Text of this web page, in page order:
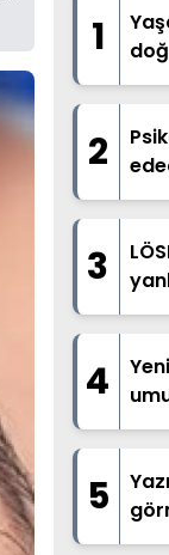
1
2
3
4
5